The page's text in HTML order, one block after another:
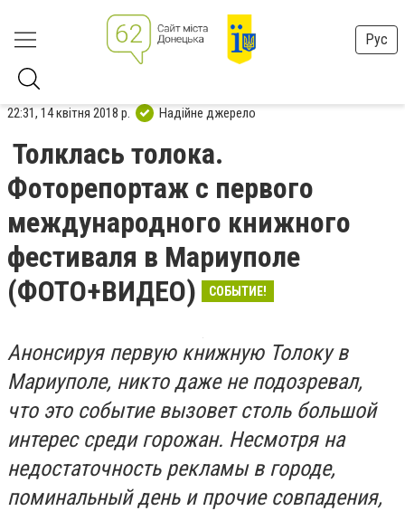
Рус
22:31, 14 квітня 2018 р. Надійне джерело
Толклась толока.
Фоторепортаж с первого
международного книжного
фестиваля в Мариуполе
(ФОТО+ВИДЕО)
СОБЫТИЕ!
Анонсируя первую книжную Толоку в
Мариуполе, никто даже не подозревал,
что это событие вызовет столь большой
интерес среди горожан. Несмотря на
недостаточность рекламы в городе,
поминальный день и прочие совпадения,